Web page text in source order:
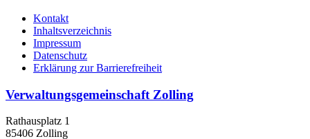
Kontakt
Inhaltsverzeichnis
Impressum
Datenschutz
Erklärung zur Barrierefreiheit
Verwaltungsgemeinschaft Zolling
Rathausplatz 1
85406 Zolling